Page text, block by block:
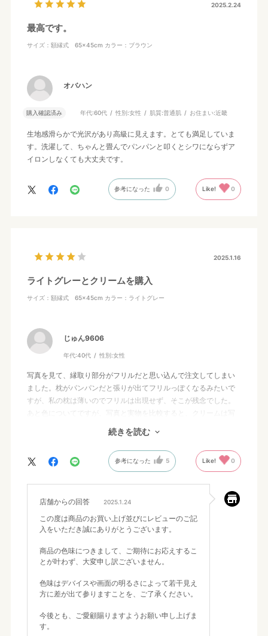
2025.2.24
最高です。
サイズ：額縁式 65×45cm カラー：ブラウン
オバハン
購入確認済み 年代:60代 性別:女性 肌質:普通肌 お住まい:近畿
生地感滑らかで光沢があり高級に見えます。とても満足していま
す。洗濯して、ちゃんと畳んでパンパンと叩くとシワにならずア
イロンしなくても大丈夫です。
参考になった 0 Like! 0
2025.1.16
ライトグレーとクリームを購入
サイズ：額縁式 65×45cm カラー：ライトグレー
じゅん9606
年代:40代 性別:女性
写真を見て、縁取り部分がフリルだと思い込んで注文してしまい
ました。枕がパンパンだと張りが出てフリルっぽくなるみたいで
すが、私の枕は薄いのでフリルは出現せず、そこが残念でした。
あと色についてですが、写真と実物を比較すると、クリームは写
グレー色でした。白に近いグレーを想像していたので、写真はか
なり色が飛んでいると思いました。オンラインで色を確認するの
はやはり難しいですね。
思っています。
続きを読む
参考になった 5 Like! 0
店舗からの回答 2025.1.24
この度は商品のお買い上げ並びにレビューのご記
入をいただき誠にありがとうございます。
商品の色味につきまして、ご期待にお応えするこ
とが叶わず、大変申し訳ございません。
色味はデバイスや画面の明るさによって若干見え
方に差が出て参りますことを、ご了承ください。
今後とも、ご愛顧賜りますようお願い申し上げま
す。